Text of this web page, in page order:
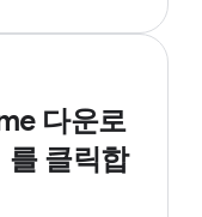
다운로
를 클릭합